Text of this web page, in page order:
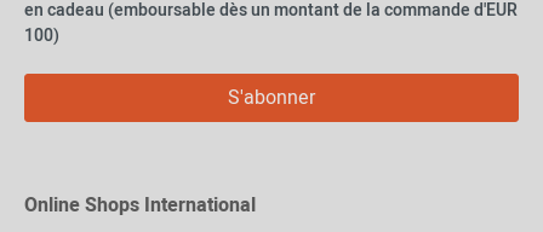
en cadeau (emboursable dès un montant de la commande d'EUR
100)
S'abonner
Online Shops International